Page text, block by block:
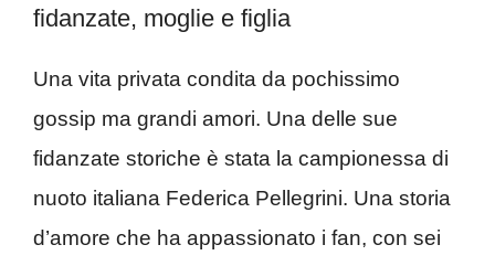
fidanzate, moglie e figlia
Una vita privata condita da pochissimo
gossip ma grandi amori. Una delle sue
fidanzate storiche è stata la campionessa di
nuoto italiana Federica Pellegrini. Una storia
d’amore che ha appassionato i fan, con sei